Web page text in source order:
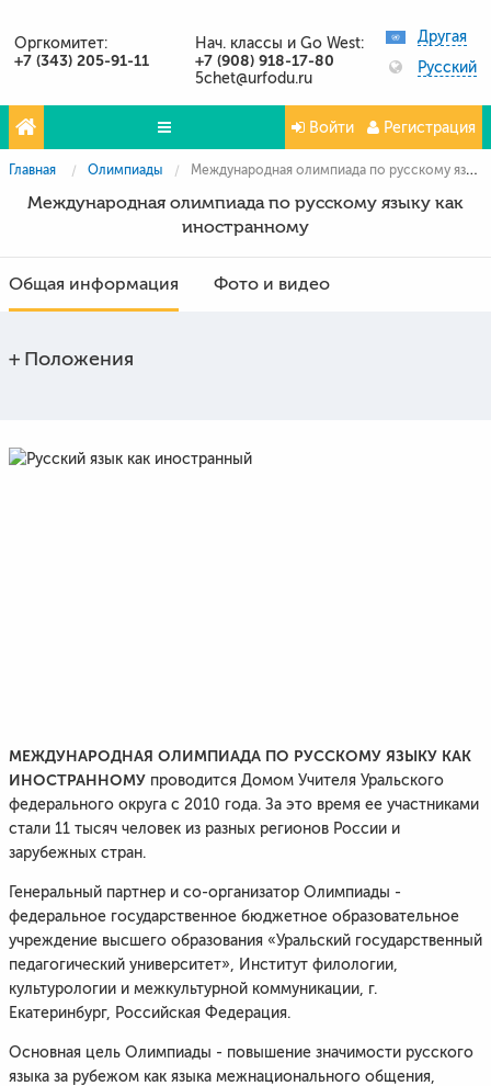
Оргкомитет: Нач. классы и Go West:
+7 (343) 205-91-11 +7 (908) 918-17-80
5chet@urfodu.ru
Другая
Русский
Олимпиады
Проекты
Партнёры
Войти Регистрация
Главная Олимпиады Международная олимпиада по русскому языку как иностранному
Международная олимпиада по русскому языку как
иностранному
Общая информация Фото и видео
Положения
МЕЖДУНАРОДНАЯ ОЛИМПИАДА ПО РУССКОМУ ЯЗЫКУ КАК
ИНОСТРАННОМУ проводится Домом Учителя Уральского
федерального округа с 2010 года. За это время ее участниками
стали 11 тысяч человек из разных регионов России и
зарубежных стран.
Генеральный партнер и со-организатор Олимпиады -
федеральное государственное бюджетное образовательное
учреждение высшего образования «Уральский государственный
педагогический университет», Институт филологии,
культурологии и межкультурной коммуникации, г.
Екатеринбург, Российская Федерация.
Основная цель Олимпиады - повышение значимости русского
языка за рубежом как языка межнационального общения,